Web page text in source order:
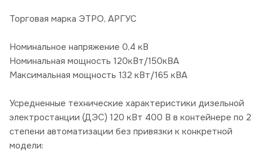
Торговая марка ЭТРО, АРГУС
Номинальное напряжение 0,4 кВ
Номинальная мощность 120кВт/150кВА
Максимальная мощность 132 кВт/165 кВА
Усредненные технические характеристики дизельной
электростанции (ДЭС) 120 кВт 400 В в контейнере по 2
степени автоматизации без привязки к конкретной
модели: